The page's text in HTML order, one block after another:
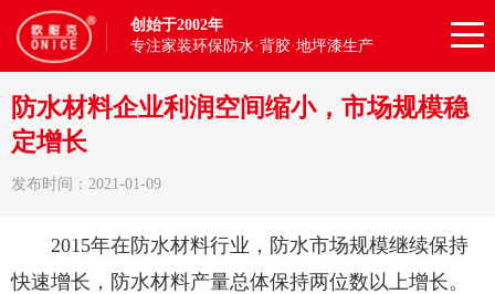
创始于2002年
专注家装环保防水·背胶·地坪漆生产
防水材料企业利润空间缩小，市场规模稳
定增长
发布时间：2021-01-09
2015年在防水材料行业，防水市场规模继续保持
快速增长，防水材料产量总体保持两位数以上增长。